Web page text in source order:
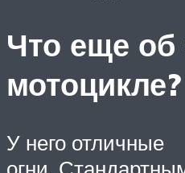
Что еще об
мотоцикле?
У него отличные
огни.